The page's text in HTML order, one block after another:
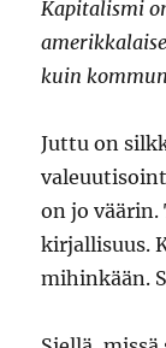
Kapitalismi
kuin
Juttu on
on jo väärin.
kirjallisuus.
mihinkään.